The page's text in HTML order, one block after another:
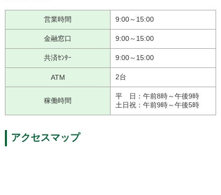
営業時間 9:00～15:00
金融窓口 9:00～15:00
共済ｾﾝﾀｰ 9:00～15:00
ATM 2台
稼働時間
平 日：午前8時～午後9時
土日祝：午前9時～午後5時
アクセスマップ